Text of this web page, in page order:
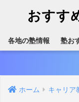
おすす
各地の塾情報 塾お
ホーム キャリア